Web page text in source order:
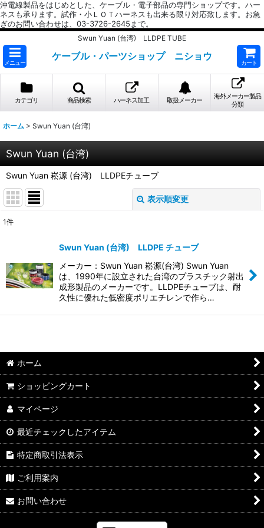
沖電線製品をはじめとした、ケーブル・電子部品の専門ショップです。ハー
ネスも承ります。試作・小ＬＯＴハーネスも出来る限り対応致します。お急
ぎのお問い合わせは、03-3726-2645まで。
Swun Yuan (台湾) LLDPE TUBE
メニュー
ケーブル・パーツショップ ニショウ
カート
カテゴリ 商品検索 ハーネス加工 取扱メーカー
海外メーカー製品
分類
ホーム > Swun Yuan (台湾)
Swun Yuan (台湾)
Swun Yuan 崧源 (台湾) LLDPEチューブ
表示順変更
並び順:
絞り込む
1件
Swun Yuan (台湾) LLDPE チューブ
メーカー：Swun Yuan 崧源(台湾) Swun Yuan
は、1990年に設立された台湾のプラスチック射出
成形製品のメーカーです。LLDPEチューブは、耐
久性に優れた低密度ポリエチレンで作ら…
ホーム
ショッピングカート
マイページ
最近チェックしたアイテム
特定商取引法表示
ご利用案内
お問い合わせ